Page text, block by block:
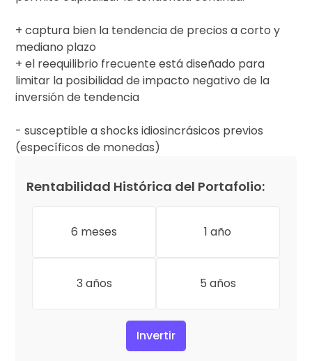
+ captura bien la tendencia de precios a corto y
mediano plazo
+ el reequilibrio frecuente está diseñado para
limitar la posibilidad de impacto negativo de la
inversión de tendencia
- susceptible a shocks idiosincrásicos previos
(específicos de monedas)
Rentabilidad Histórica del Portafolio:
6 meses 1 año
3 años 5 años
Invertir